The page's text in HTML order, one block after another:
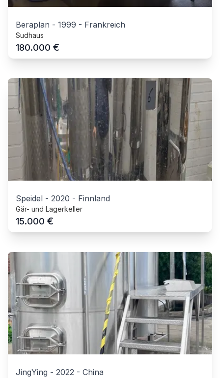
Beraplan - 1999 - Frankreich
Sudhaus
180.000 €
Speidel - 2020 - Finnland
Gär- und Lagerkeller
15.000 €
JingYing - 2022 - China